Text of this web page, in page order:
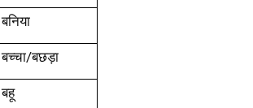
बनिया
बच्चा/बछड़ा
बहू